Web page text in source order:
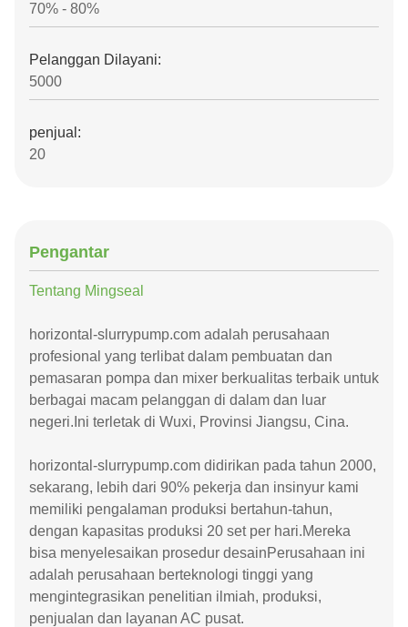
70% - 80%
Pelanggan Dilayani:
5000
penjual:
20
Pengantar
Tentang Mingseal
horizontal-slurrypump.com adalah perusahaan
profesional yang terlibat dalam pembuatan dan
pemasaran pompa dan mixer berkualitas terbaik untuk
berbagai macam pelanggan di dalam dan luar
negeri.Ini terletak di Wuxi, Provinsi Jiangsu, Cina.
horizontal-slurrypump.com didirikan pada tahun 2000,
sekarang, lebih dari 90% pekerja dan insinyur kami
memiliki pengalaman produksi bertahun-tahun,
dengan kapasitas produksi 20 set per hari.Mereka
bisa menyelesaikan prosedur desainPerusahaan ini
adalah perusahaan berteknologi tinggi yang
mengintegrasikan penelitian ilmiah, produksi,
penjualan dan layanan AC pusat.